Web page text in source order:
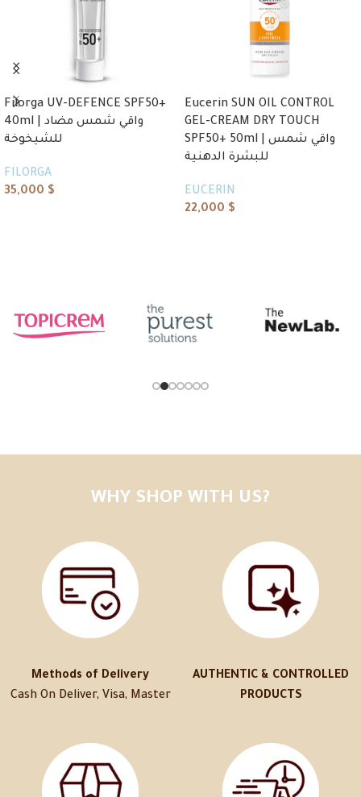
Filorga UV-DEFENCE SPF50+
40ml | واقي شمس مضاد
للشيخوخة
FILORGA
35,000 $
Eucerin SUN OIL CONTROL
GEL-CREAM DRY TOUCH
SPF50+ 50ml | واقي شمس
للبشرة الدهنية
EUCERIN
22,000 $
WHY SHOP WITH US?
Methods of Delivery
Cash On Deliver, Visa, Master
AUTHENTIC & CONTROLLED
PRODUCTS